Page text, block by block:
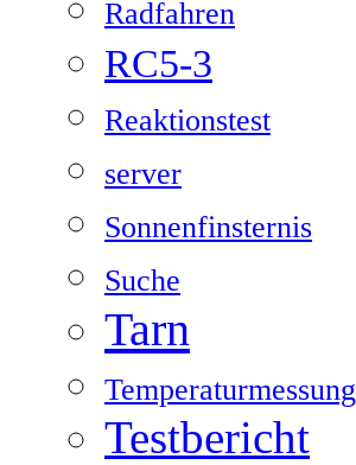
Radfahren
RC5-3
Reaktionstest
server
Sonnenfinsternis
Suche
Tarn
Temperaturmessung
Testbericht